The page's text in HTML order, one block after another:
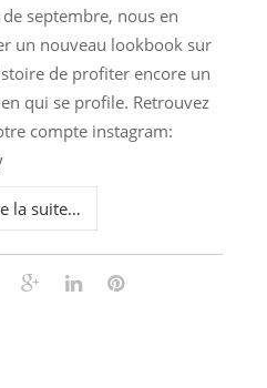
septembre, nous en
un nouveau lookbook sur
de profiter encore un
qui se profile. Retrouvez
compte instagram:
la suite…